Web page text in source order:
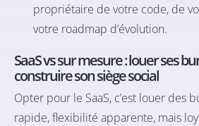
propriétaire de votre code, de
votre roadmap d’évolution.
SaaS vs sur mesure : louer ses
construire son siège social
Opter pour le SaaS, c’est louer des
rapide, flexibilité apparente, mais